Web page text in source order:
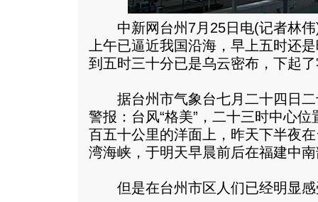
中新网台州7月25日电(记者林伟)
上午已逼近我国沿海，早上五时还
到五时三十分已是乌云密布，下起
据台州市气象台七月二十四日二
警报：台风“格美”，二十三时中心
百五十公里的洋面上，昨天下半夜
湾海峡，于明天早晨前后在福建中
但是在台州市区人们已经明显感